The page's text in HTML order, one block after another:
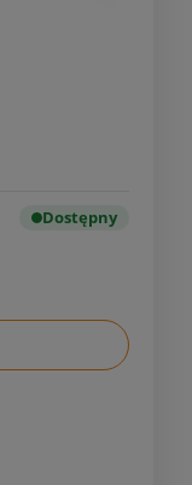
Dostępny